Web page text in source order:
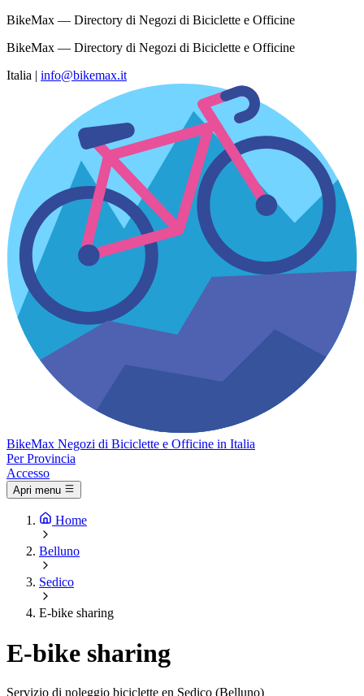
BikeMax — Directory di Negozi di Biciclette e Officine
BikeMax — Directory di Negozi di Biciclette e Officine
Italia | info@bikemax.it
BikeMax Negozi di Biciclette e Officine in Italia
Per Provincia
Accesso
Apri menu
Home
Belluno
Sedico
E-bike sharing
E-bike sharing
Servizio di noleggio biciclette en Sedico (Belluno)